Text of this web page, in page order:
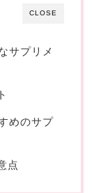
CLOSE
サプリメ
めのサプ
点